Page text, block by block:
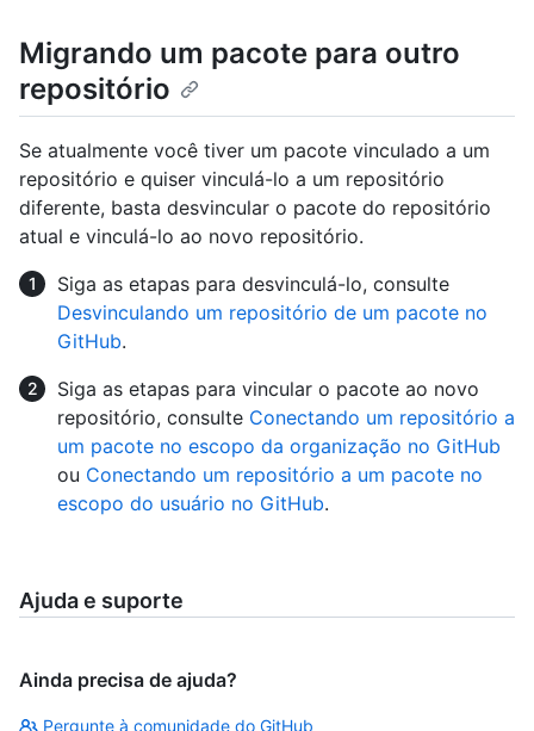
Migrando um pacote para outro
repositório
Se atualmente você tiver um pacote vinculado a um
repositório e quiser vinculá-lo a um repositório
diferente, basta desvincular o pacote do repositório
atual e vinculá-lo ao novo repositório.
Siga as etapas para desvinculá-lo, consulte
Desvinculando um repositório de um pacote no
GitHub.
Siga as etapas para vincular o pacote ao novo
repositório, consulte Conectando um repositório a
um pacote no escopo da organização no GitHub
ou Conectando um repositório a um pacote no
escopo do usuário no GitHub.
Ajuda e suporte
Ainda precisa de ajuda?
Pergunte à comunidade do GitHub